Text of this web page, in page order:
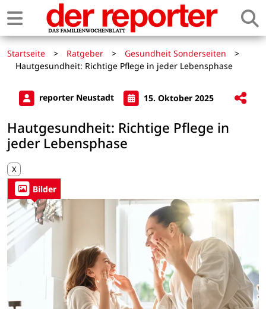
Startseite > Ratgeber > Gesundheit Sonderseiten
>
Hautgesundheit: Richtige Pflege in jeder Lebensphase
reporter Neustadt 15. Oktober 2025
Hautgesundheit: Richtige Pflege in
jeder Lebensphase
X
Bilder